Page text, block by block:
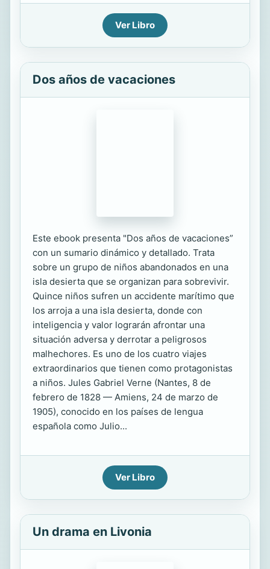
Ver Libro
Dos años de vacaciones
Este ebook presenta "Dos años de vacaciones”
con un sumario dinámico y detallado. Trata
sobre un grupo de niños abandonados en una
isla desierta que se organizan para sobrevivir.
Quince niños sufren un accidente marítimo que
los arroja a una isla desierta, donde con
inteligencia y valor lograrán afrontar una
situación adversa y derrotar a peligrosos
malhechores. Es uno de los cuatro viajes
extraordinarios que tienen como protagonistas
a niños. Jules Gabriel Verne (Nantes, 8 de
febrero de 1828 — Amiens, 24 de marzo de
1905), conocido en los países de lengua
española como Julio...
Ver Libro
Un drama en Livonia